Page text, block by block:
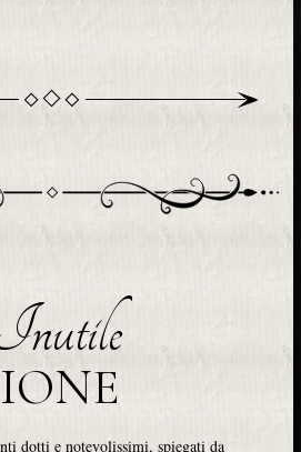
dotti e notevolissimi, spiegati da